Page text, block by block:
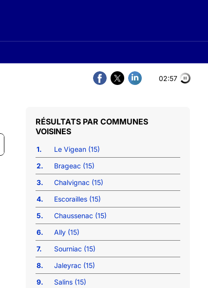
02:57
COMMUNES
VOISINES
1.
Le Vigean (15)
2.
Brageac (15)
3.
Chalvignac (15)
4.
Escorailles (15)
5.
Chaussenac (15)
6.
Ally (15)
7.
Sourniac (15)
8.
Jaleyrac (15)
9.
Salins (15)